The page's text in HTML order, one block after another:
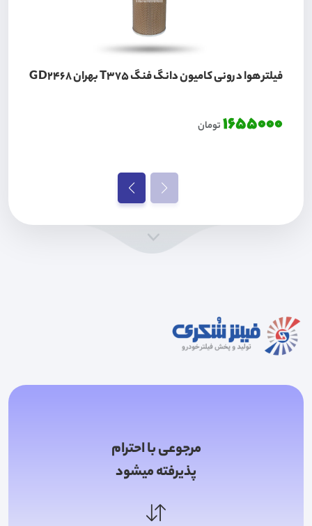
فیلتر هوا درونی کامیون دانگ فنگ T375 بهران GD2468
1655000تومان
مرجوعی با احترام
پذیرفته میشود